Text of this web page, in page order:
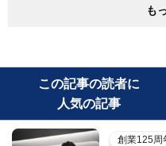
も
この記事の読者に
人気の記事
創業125周